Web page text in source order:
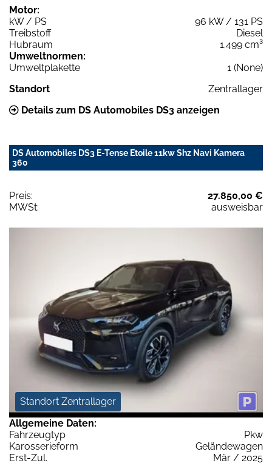
Motor:
kW / PS
96 kW / 131 PS
Treibstoff
Diesel
Hubraum
1.499 cm³
Umweltnormen:
Umweltplakette
1 (None)
Standort
Zentrallager
Details zum DS Automobiles DS3 anzeigen
DS Automobiles DS3 E-Tense Etoile 11kw Shz Navi Kamera
360
Preis:
27.850,00 €
MWSt:
ausweisbar
Standort Zentrallager
Allgemeine Daten:
Fahrzeugtyp
Pkw
Karosserieform
Geländewagen
Erst-Zul.
Mär / 2025